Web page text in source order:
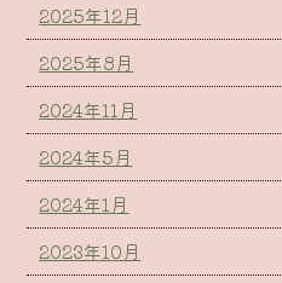
2025年12月
2025年8月
2024年11月
2024年5月
2024年1月
2023年10月